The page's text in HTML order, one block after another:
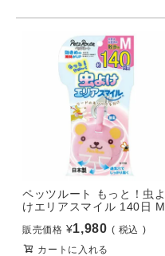
ペッツルート もっと！虫よ
けエリアスマイル 140日 M
販売価格 ¥1,980
税込
カートに入れる